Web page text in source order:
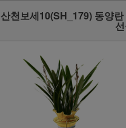
산천보세10(SH_179) 동양